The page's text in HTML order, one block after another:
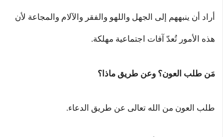
أراد أن ينبههم إلى الجهل واللهو والفقر والآلام والمجاعة لأن
هذه الأمور تُعدّ آفات اجتماعية مهلكة.
مَن طلب العون؟ وعن طريق ماذا؟
طلب العون من الله تعالى عن طريق الدعاء.